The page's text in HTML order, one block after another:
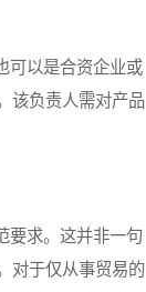
可以是合资企业或
该负责人需对产品
求。这并非一句
对于仅从事贸易的